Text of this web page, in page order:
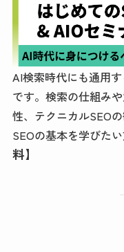
AI検索時代にも通用
です。検索の仕組み
性、テクニカルSEO
SEOの基本を学びた
料】